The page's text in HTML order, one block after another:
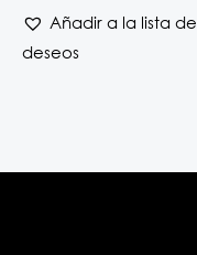
Añadir a la lista de
deseos